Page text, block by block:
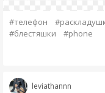
#телефон
#блестяшки
#phone
leviathannn